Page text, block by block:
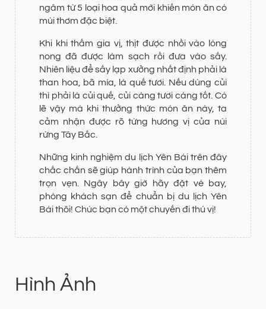
ngâm từ 5 loại hoa quả mới khiến món ăn có
mùi thơm đặc biệt.
Khi khi thấm gia vị, thịt được nhồi vào lòng
nong đã được làm sạch rồi đưa vào sấy.
Nhiên liệu để sấy lạp xưởng nhất định phải là
than hoa, bã mía, lá quế tươi. Nếu dùng củi
thì phải là củi quế, củi càng tươi càng tốt. Có
lẽ vậy mà khi thưởng thức món ăn này, ta
cảm nhận được rõ từng hương vị của núi
rừng Tây Bắc.
Những kinh nghiệm du lịch Yên Bái trên đây
chắc chắn sẽ giúp hành trình của bạn thêm
trọn vẹn. Ngây bây giờ hãy đặt vé bay,
phòng khách sạn để chuẩn bị du lịch Yên
Bái thôi! Chúc bạn có một chuyến đi thú vị!
Hình Ảnh